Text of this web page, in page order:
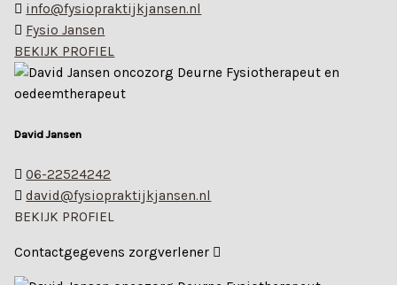
info@fysiopraktijkjansen.nl
Fysio Jansen
BEKIJK PROFIEL
David Jansen
06-22524242
david@fysiopraktijkjansen.nl
BEKIJK PROFIEL
Contactgegevens zorgverlener